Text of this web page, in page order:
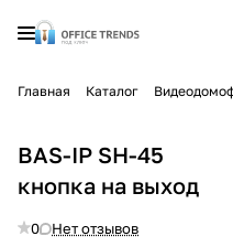
Главная Каталог
BAS-IP SH-45
кнопка на выход
0 Нет отзывов